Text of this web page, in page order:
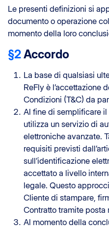
Le presenti definizioni si
documento o operazione
momento della loro
§2Accordo
La base di qualsiasi
ReFly è l’accettazione
Condizioni (T&C) da
Al fine di semplificare
utilizza un servizio di
elettroniche avanzate.
requisiti previsti
sull’identificazione
accettato a livello
legale. Questo
Cliente di stampare,
Contratto tramite posta
Al momento della